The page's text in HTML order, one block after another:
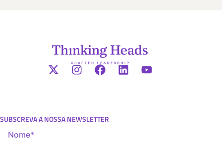
SUBSCREVA A NOSSA NEWSLETTER